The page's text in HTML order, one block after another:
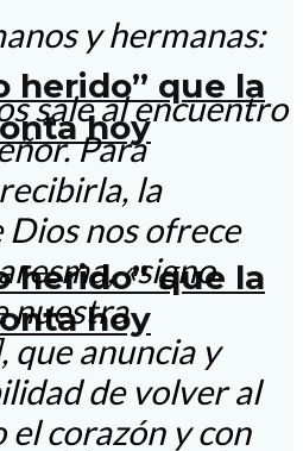
herido” que la
hoy
herido” que la
hoy
y hermanas:
sale al encuentro
Para
la
nos ofrece
«signo
nuestra
que anuncia y
de volver al
corazón y con